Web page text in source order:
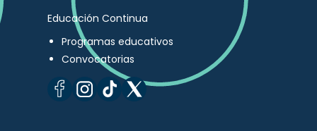
Educación Continua
Programas educativos
Convocatorias